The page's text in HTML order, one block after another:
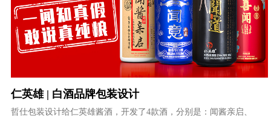
仁英雄 | 白酒品牌包装设计
哲仕包装设计给仁英雄酱酒，开发了4款酒，分别是：闻酱亲启、